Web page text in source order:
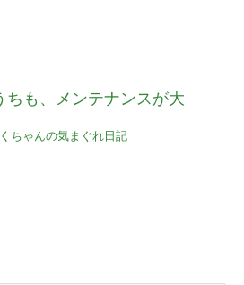
ちも、メンテナンスが大
ちゃんの気まぐれ日記